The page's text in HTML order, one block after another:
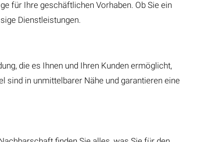
für Ihre geschäftlichen Vorhaben. Ob Sie ein
Dienstleistungen.
die es Ihnen und Ihren Kunden ermöglicht,
sind in unmittelbarer Nähe und garantieren eine